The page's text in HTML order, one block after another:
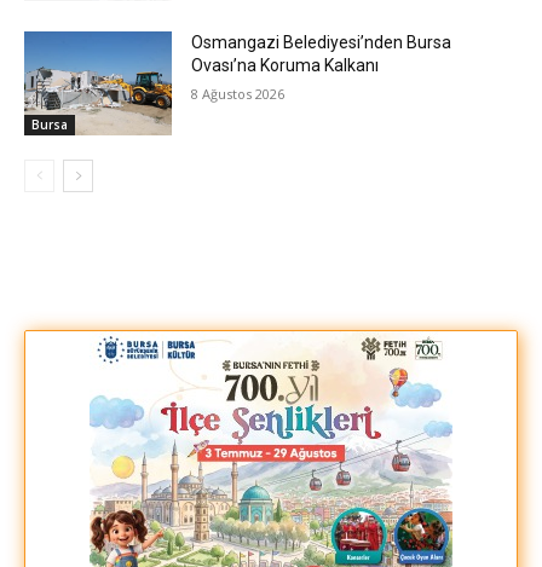
Bursa
Osmangazi Belediyesi’nden Bursa
Ovası’na Koruma Kalkanı
8 Ağustos 2026